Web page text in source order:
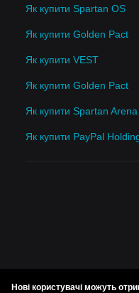
Як купити Spartan OS
Як купити Golden Pact
Як купити VEST
Як купити Golden Pact
Як купити Spartan Arena
Як купити PayPal
Нові користувачі можуть